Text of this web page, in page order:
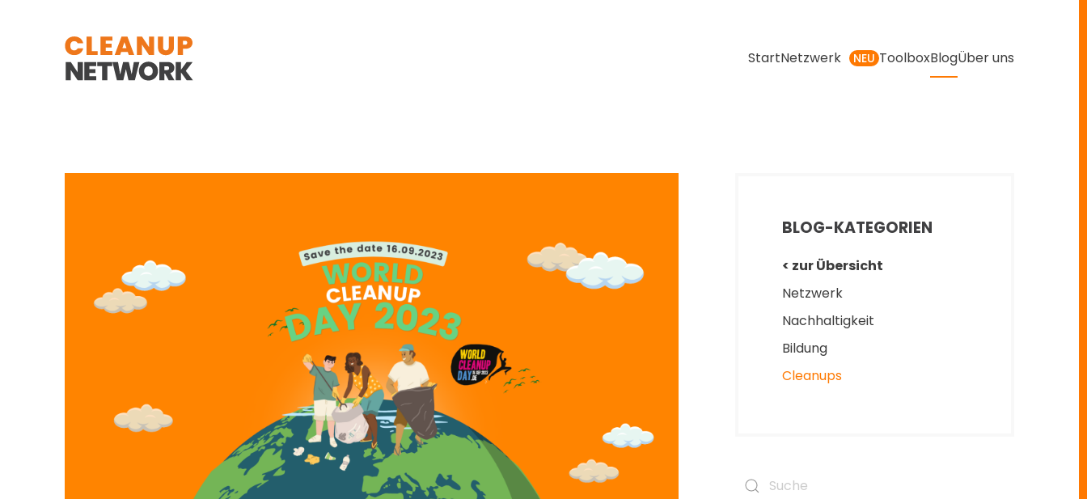
Zum Hauptinhalt springen StartNetzwerk NEU ToolboxBlogÜber uns
BLOG-KATEGORIEN
< zur Übersicht
Netzwerk
Nachhaltigkeit
Bildung
Cleanups